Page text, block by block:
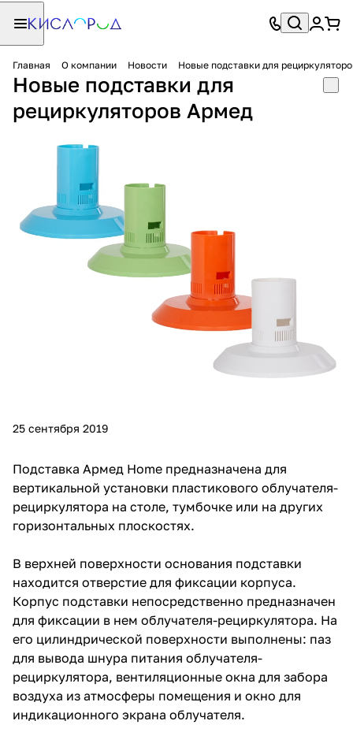
Главная О компании Новости Новые подставки для
Новые подставки для
рециркуляторов Армед
25 сентября 2019
Подставка Армед Home предназначена для
вертикальной установки пластикового облучателя-
рециркулятора на столе, тумбочке или на других
горизонтальных плоскостях.
В верхней поверхности основания подставки
находится отверстие для фиксации корпуса.
Корпус подставки непосредственно предназначен
для фиксации в нем облучателя-рециркулятора. На
его цилиндрической поверхности выполнены: паз
для вывода шнура питания облучателя-
рециркулятора, вентиляционные окна для забора
воздуха из атмосферы помещения и окно для
индикационного экрана облучателя.